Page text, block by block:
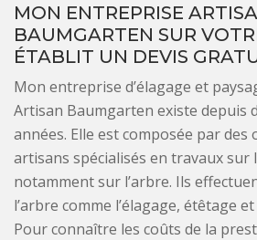
MON ENTREPRISE
BAUMGARTEN SUR
ÉTABLIT UN DEVIS
Mon entreprise d’élagage et
Artisan Baumgarten existe depuis
années. Elle est composée par
artisans spécialisés en travaux sur
notamment sur l’arbre. Ils
l’arbre comme l’élagage, étêtage
Pour connaître les coûts de la